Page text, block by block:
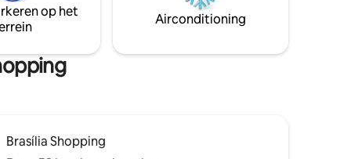
op het
Airconditioning
Brasília Shopping